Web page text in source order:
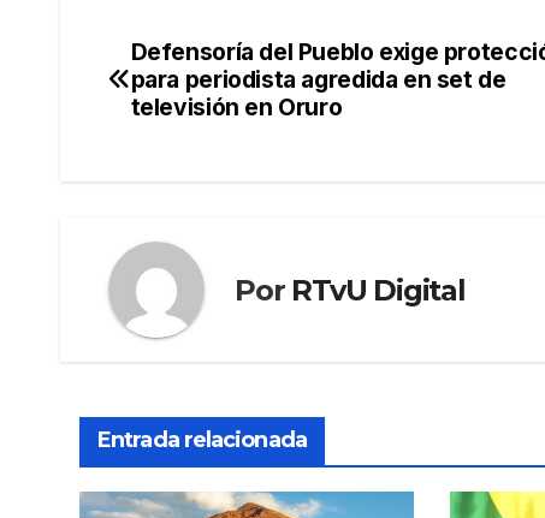
Navegación
de
Defensoría del Pueblo exige
para periodista agredida en set de
televisión en Oruro
Por RTvU Digital
Entrada relacionada